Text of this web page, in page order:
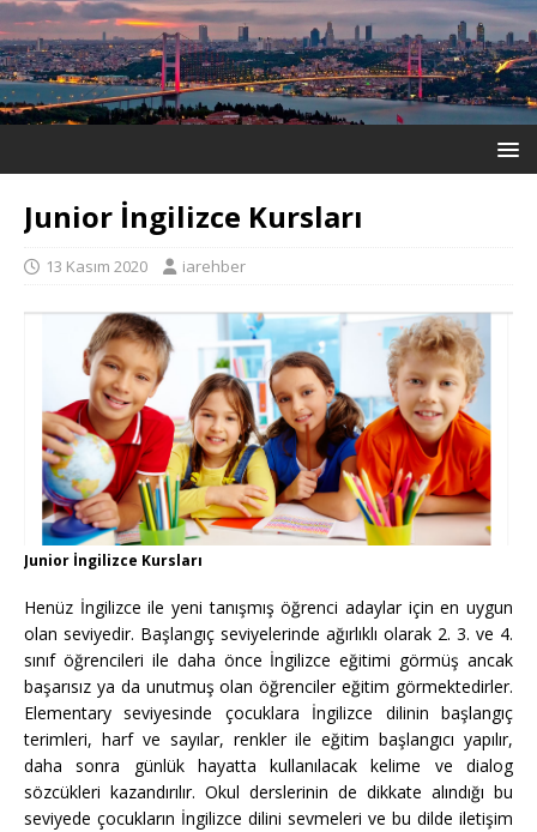
Junior İngilizce Kursları
13 Kasım 2020 iarehber
Junior İngilizce Kursları
Henüz İngilizce ile yeni tanışmış öğrenci adaylar için en uygun
olan seviyedir. Başlangıç seviyelerinde ağırlıklı olarak 2. 3. ve 4.
sınıf öğrencileri ile daha önce İngilizce eğitimi görmüş ancak
başarısız ya da unutmuş olan öğrenciler eğitim görmektedirler.
Elementary seviyesinde çocuklara İngilizce dilinin başlangıç
terimleri, harf ve sayılar, renkler ile eğitim başlangıcı yapılır,
daha sonra günlük hayatta kullanılacak kelime ve dialog
sözcükleri kazandırılır. Okul derslerinin de dikkate alındığı bu
seviyede çocukların İngilizce dilini sevmeleri ve bu dilde iletişim